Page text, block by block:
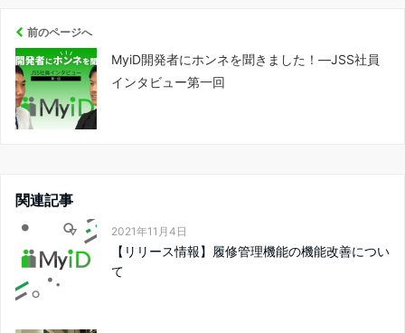
前のページへ
MyiD開発者にホンネを聞きました！―JSS社員
インタビュー第一回
関連記事
2021年11月4日
【リリース情報】履修管理機能の機能改善につい
て